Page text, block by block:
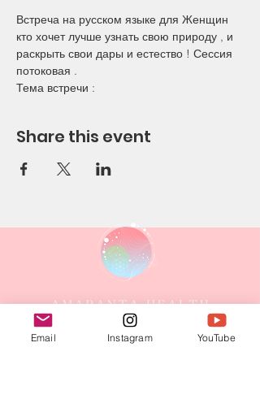
Встреча на русском языке для Женщин
кто хочет лучше узнать свою природу , и
раскрыть свои дары и естество ! Сессия
потоковая .
Тема встречи :
Share this event
Email Instagram YouTube